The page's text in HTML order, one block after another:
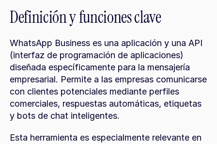
Definición y funciones clave
WhatsApp Business es una aplicación y una API
(interfaz de programación de aplicaciones)
diseñada específicamente para la mensajería
empresarial. Permite a las empresas comunicarse
con clientes potenciales mediante perfiles
comerciales, respuestas automáticas, etiquetas
y bots de chat inteligentes.
Esta herramienta es especialmente relevante en